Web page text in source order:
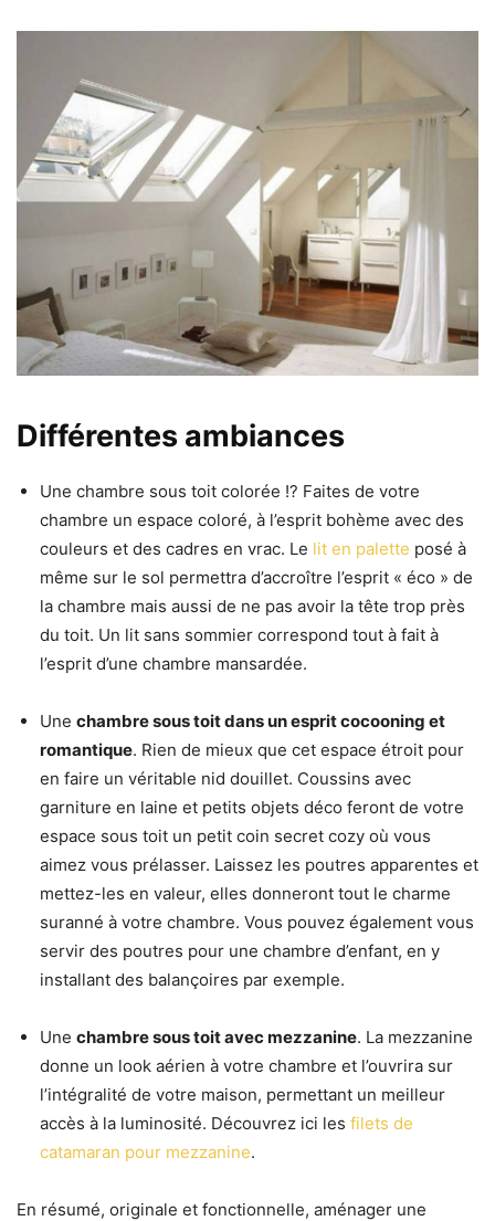
Différentes ambiances
Une chambre sous toit colorée !? Faites de votre
chambre un espace coloré, à l’esprit bohème avec des
couleurs et des cadres en vrac. Le lit en palette posé à
même sur le sol permettra d’accroître l’esprit « éco » de
la chambre mais aussi de ne pas avoir la tête trop près
du toit. Un lit sans sommier correspond tout à fait à
l’esprit d’une chambre mansardée.
Une chambre sous toit dans un esprit cocooning et
romantique. Rien de mieux que cet espace étroit pour
en faire un véritable nid douillet. Coussins avec
garniture en laine et petits objets déco feront de votre
espace sous toit un petit coin secret cozy où vous
aimez vous prélasser. Laissez les poutres apparentes et
mettez-les en valeur, elles donneront tout le charme
suranné à votre chambre. Vous pouvez également vous
servir des poutres pour une chambre d’enfant, en y
installant des balançoires par exemple.
Une chambre sous toit avec mezzanine. La mezzanine
donne un look aérien à votre chambre et l’ouvrira sur
l’intégralité de votre maison, permettant un meilleur
accès à la luminosité. Découvrez ici les filets de
catamaran pour mezzanine.
En résumé, originale et fonctionnelle, aménager une